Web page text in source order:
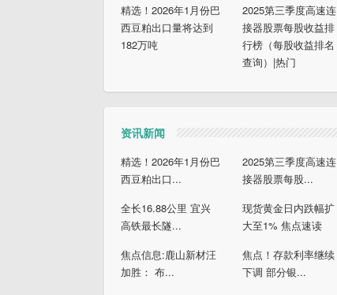
精选！2026年1月份巴
西豆粕出口量将达到
182万吨
2025第三季度高速连
接器股票每股收益排
行榜（每股收益排名
查询）|热门
资讯新闻
精选！2026年1月份巴
西豆粕出口...
2025第三季度高速连
接器股票每股...
全长16.88公里 宜兴
高铁最长隧...
现货黄金日内跌幅扩
大至1% 焦点速读
焦点信息:鹿山新材汪
加胜： 布...
焦点！存款利率继续
下调 部分银...